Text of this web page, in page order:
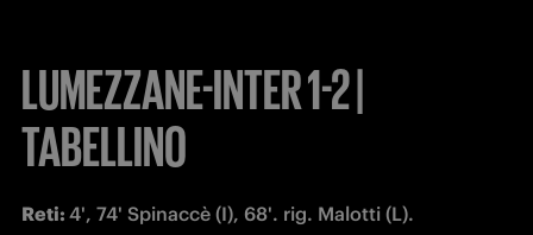
LUMEZZANE-INTER 1-2 |
TABELLINO
Reti: 4', 74' Spinaccè (I), 68'. rig. Malotti (L).